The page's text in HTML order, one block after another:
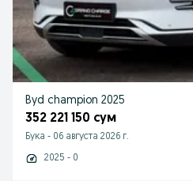
Byd champion 2025
352 221 150 сум
Бука - 06 августа 2026 г.
2025 - 0